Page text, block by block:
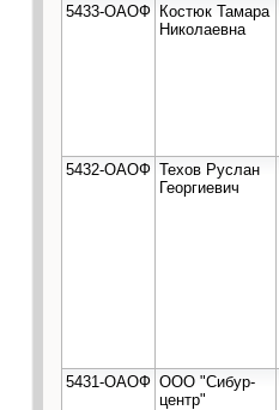
5433-ОАОФ Костюк Тамара
Николаевна
5432-ОАОФ Техов Руслан
Георгиевич
5431-ОАОФ ООО "Сибур-
центр"